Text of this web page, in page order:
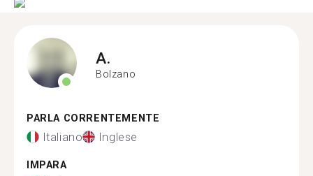
A.
Bolzano
PARLA CORRENTEMENTE
Italiano Inglese
IMPARA